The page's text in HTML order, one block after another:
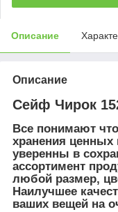
Описание
Описание
Сейф Чирок
Все понимают
хранения
уверенны в
ассортимент
любой размер,
Наилучшее
ваших вещей на